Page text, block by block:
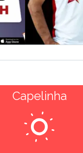
Capelinha